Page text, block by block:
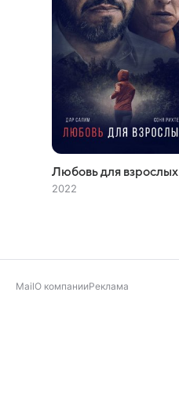
Любовь для взрослых
2022
MailО компанииРеклама